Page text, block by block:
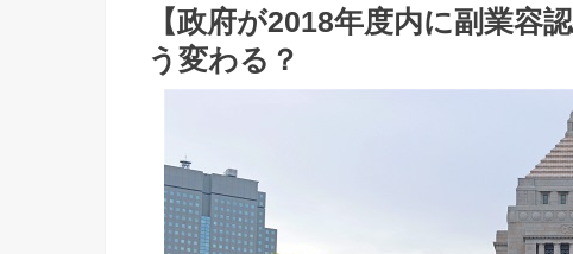
【政府が2018年度内に副業容
う変わる？